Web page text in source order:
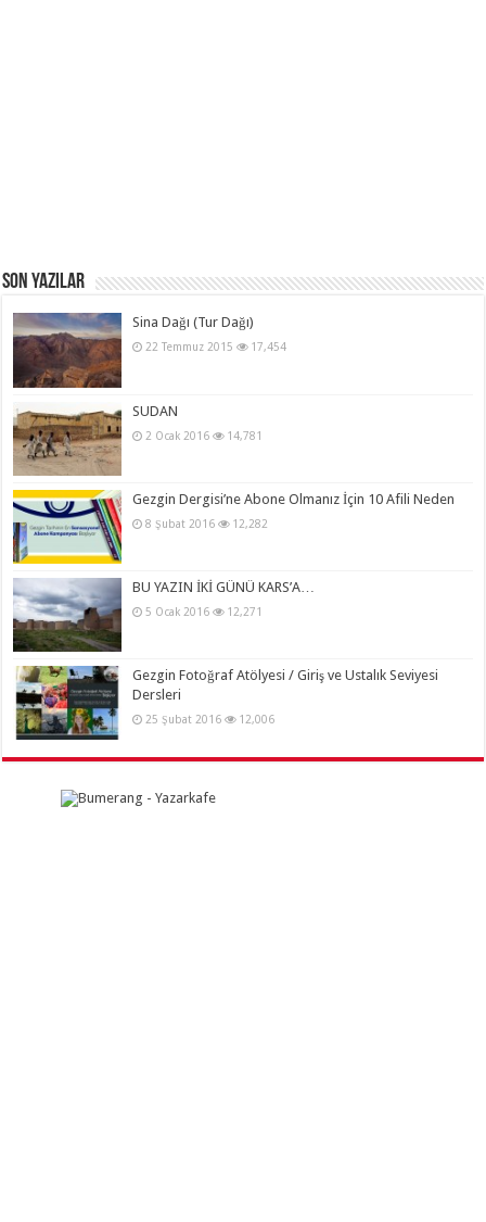
Son Yazılar
Sina Dağı (Tur Dağı)
22 Temmuz 2015 17,454
SUDAN
2 Ocak 2016 14,781
Gezgin Dergisi’ne Abone Olmanız İçin 10 Afili Neden
8 Şubat 2016 12,282
BU YAZIN İKİ GÜNÜ KARS’A…
5 Ocak 2016 12,271
Gezgin Fotoğraf Atölyesi / Giriş ve Ustalık Seviyesi
Dersleri
25 Şubat 2016 12,006